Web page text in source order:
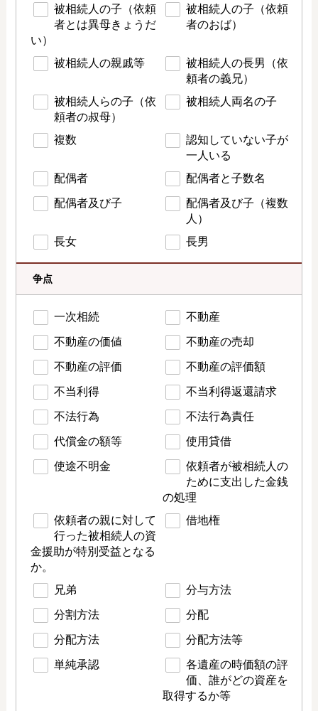
被相続人の子（依頼
者とは異母きょうだ
い）
被相続人の子（依頼
者のおば）
被相続人の親戚等
被相続人の長男（依
頼者の義兄）
被相続人らの子（依
頼者の叔母）
被相続人両名の子
複数
認知していない子が
一人いる
配偶者
配偶者と子数名
配偶者及び子
配偶者及び子（複数
人）
長女
長男
争点
一次相続 不動産
不動産の価値 不動産の売却
不動産の評価 不動産の評価額
不当利得 不当利得返還請求
不法行為 不法行為責任
代償金の額等 使用貸借
使途不明金
依頼者が被相続人の
ために支出した金銭
の処理
依頼者の親に対して
行った被相続人の資
金援助が特別受益となる
か。
借地権
兄弟 分与方法
分割方法 分配
分配方法 分配方法等
単純承認
各遺産の時価額の評
価、誰がどの資産を
取得するか等